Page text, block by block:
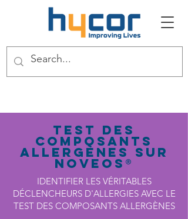
Test des
composants
allergènes sur
NOVEOS®
IDENTIFIER LES VÉRITABLES
DÉCLENCHEURS D'ALLERGIES AVEC LE
TEST DES COMPOSANTS ALLERGÈNES